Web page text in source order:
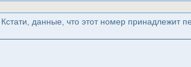
данные, что этот номер принадлежит